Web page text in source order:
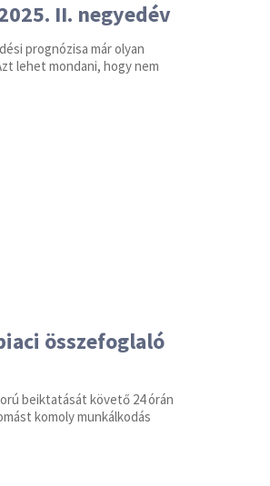
II. negyedév
prognózisa már olyan
lehet mondani, hogy nem
összefoglaló
beiktatását követő 24 órán
komoly munkálkodás